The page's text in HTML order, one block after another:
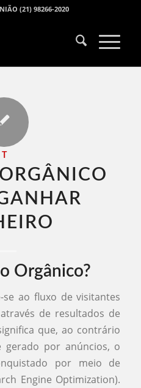
(21) 98266-2020
T
Orgânico?
ao fluxo de visitantes
de resultados de
que, ao contrário
por anúncios, o
por meio de
Engine Optimization).